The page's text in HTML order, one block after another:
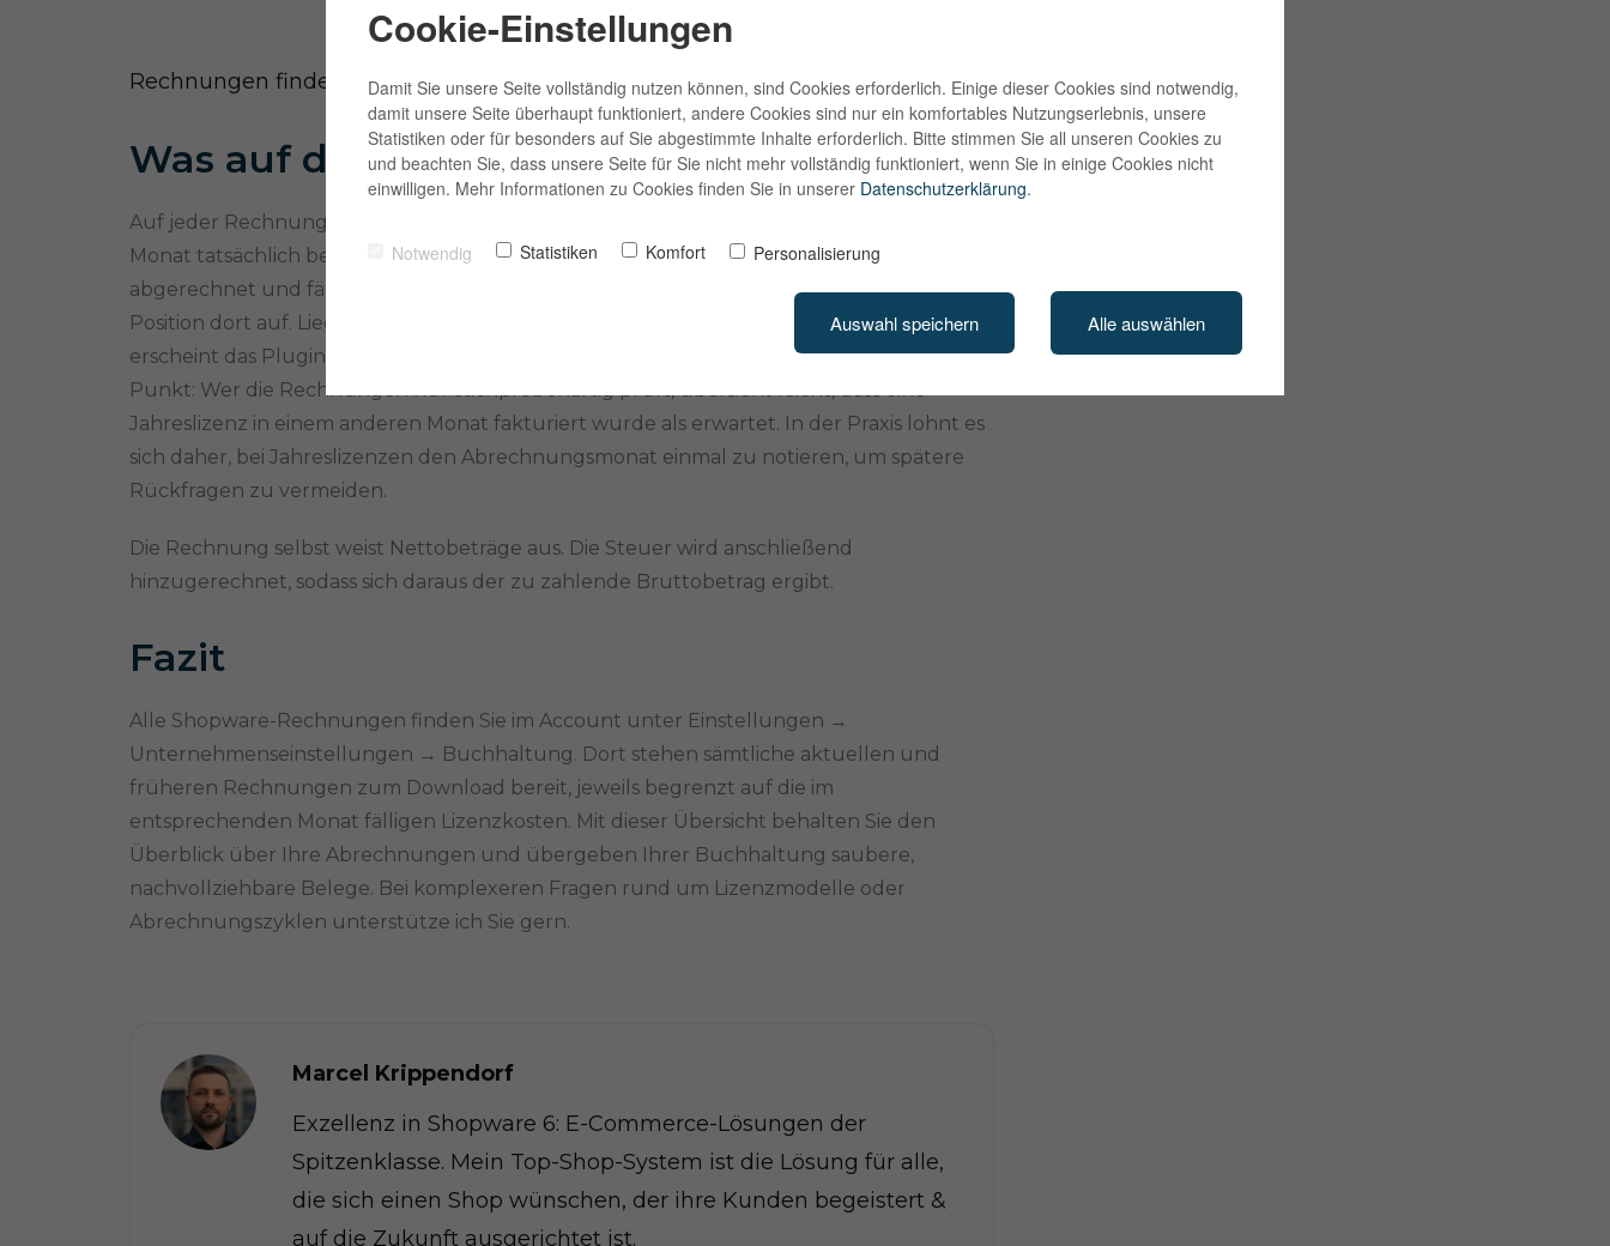
Rechnungen finden sich im Shopware Account
Was auf den Shopware-Rechnungen steht
Auf jeder Rechnung stehen ausschließlich die Lizenzkosten, die Shopware in diesem
Monat tatsächlich berechnet hat. Wird ein Plugin beispielsweise einmal jährlich
abgerechnet und fällt diese Jahresmiete genau in den Monat der Rechnung, taucht die
Position dort auf. Liegt der Abrechnungszeitraum außerhalb des aktuellen Monats,
erscheint das Plugin auf dieser Rechnung nicht. Für die Buchhaltung ist das ein wichtiger
Punkt: Wer die Rechnungen nur stichprobenartig prüft, übersieht leicht, dass eine
Jahreslizenz in einem anderen Monat fakturiert wurde als erwartet. In der Praxis lohnt es
sich daher, bei Jahreslizenzen den Abrechnungsmonat einmal zu notieren, um spätere
Rückfragen zu vermeiden.
Die Rechnung selbst weist Nettobeträge aus. Die Steuer wird anschließend
hinzugerechnet, sodass sich daraus der zu zahlende Bruttobetrag ergibt.
Fazit
Alle Shopware-Rechnungen finden Sie im Account unter Einstellungen →
Unternehmenseinstellungen → Buchhaltung. Dort stehen sämtliche aktuellen und
früheren Rechnungen zum Download bereit, jeweils begrenzt auf die im
entsprechenden Monat fälligen Lizenzkosten. Mit dieser Übersicht behalten Sie den
Überblick über Ihre Abrechnungen und übergeben Ihrer Buchhaltung saubere,
nachvollziehbare Belege. Bei komplexeren Fragen rund um Lizenzmodelle oder
Abrechnungszyklen unterstütze ich Sie gern.
Marcel Krippendorf
Exzellenz in Shopware 6: E-Commerce-Lösungen der
Spitzenklasse. Mein Top-Shop-System ist die Lösung für alle,
die sich einen Shop wünschen, der ihre Kunden begeistert &
auf die Zukunft ausgerichtet ist.
Cookie-Einstellungen
Damit Sie unsere Seite vollständig nutzen können, sind Cookies erforderlich. Einige dieser Cookies sind notwendig,
damit unsere Seite überhaupt funktioniert, andere Cookies sind nur ein komfortables Nutzungserlebnis, unsere
Statistiken oder für besonders auf Sie abgestimmte Inhalte erforderlich. Bitte stimmen Sie all unseren Cookies zu
und beachten Sie, dass unsere Seite für Sie nicht mehr vollständig funktioniert, wenn Sie in einige Cookies nicht
einwilligen. Mehr Informationen zu Cookies finden Sie in unserer Datenschutzerklärung.
Notwendig Statistiken Komfort Personalisierung
Auswahl speichern Alle auswählen